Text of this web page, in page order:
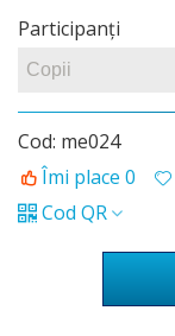
Participanţi
Cod: me024
Îmi place 0
Cod QR